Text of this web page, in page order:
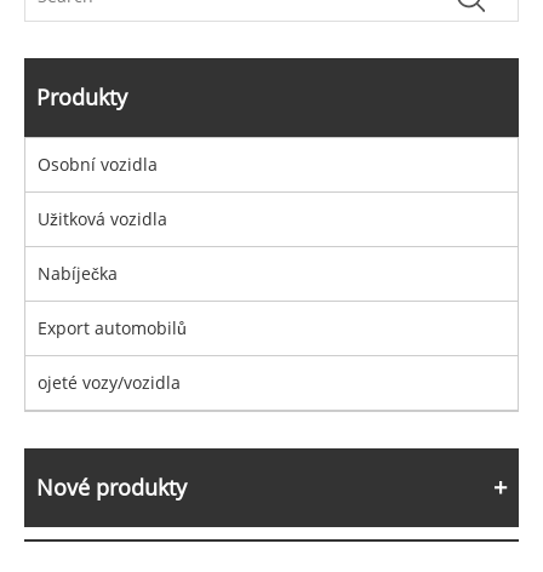
Produkty
Osobní vozidla
Užitková vozidla
Nabíječka
Export automobilů
ojeté vozy/vozidla
Nové produkty